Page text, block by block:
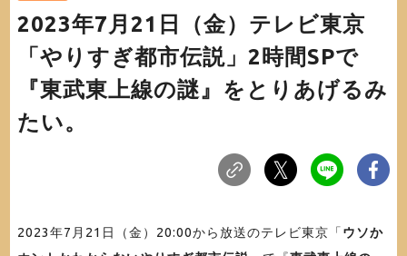
2023年7月21日（金）テレビ東京
「やりすぎ都市伝説」2時間SPで
『東武東上線の謎』をとりあげるみ
たい。
2023年7月21日（金）20:00から放送のテレビ東京「 ウソか